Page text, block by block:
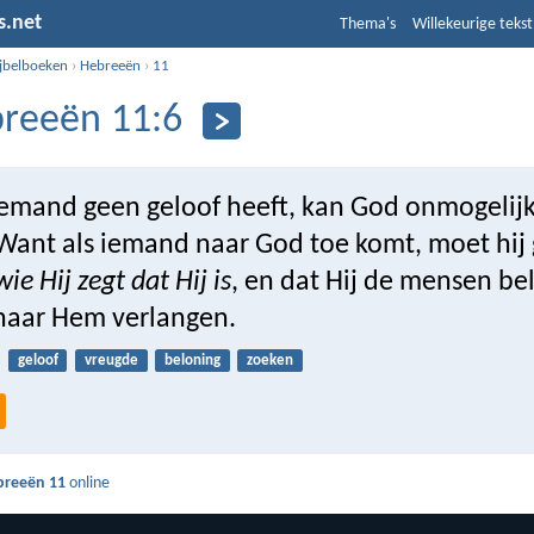
Thema's Willekeurige tekst
› Hebreeën › 11
11:6
geen geloof heeft, kan God
als iemand naar God toe komt, moet hij
Hij zegt dat Hij is, en dat Hij de mensen
Hem verlangen.
geloof vreugde beloning zoeken
11 online